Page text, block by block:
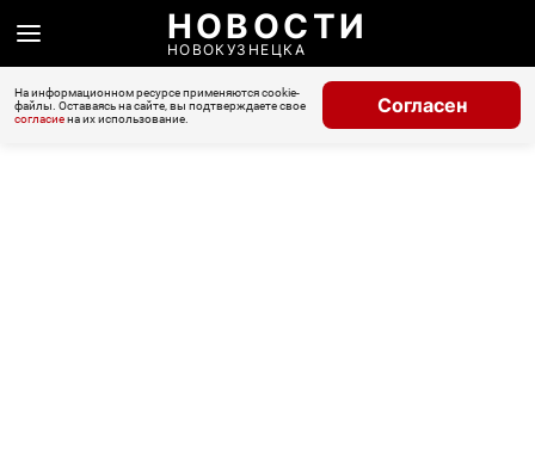
НОВОСТИ
НОВОКУЗНЕЦКА
На информационном ресурсе применяются cookie-
файлы. Оставаясь на сайте, вы подтверждаете свое
согласиена их использование.
Согласен